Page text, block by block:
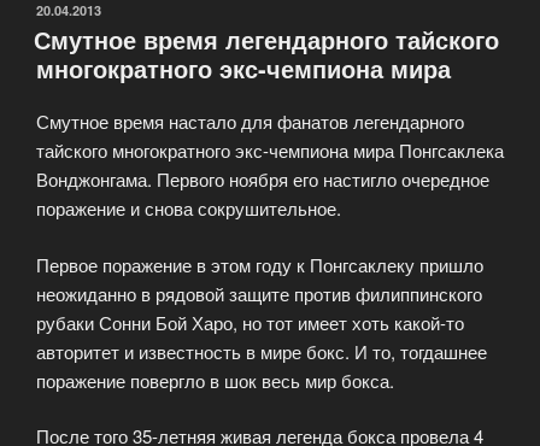
дисков
видео
матчей?»
ОПУБЛИКОВАНО
20.04.2013
Смутное время легендарного тайского
многократного экс-чемпиона мира
Смутное время настало для фанатов легендарного
тайского многократного экс-чемпиона мира Понгсаклека
Вонджонгама. Первого ноября его настигло очередное
поражение и снова сокрушительное.
Первое поражение в этом году к Понгсаклеку пришло
неожиданно в рядовой защите против филиппинского
рубаки Сонни Бой Харо, но тот имеет хоть какой-то
авторитет и известность в мире бокс. И то, тогдашнее
поражение повергло в шок весь мир бокса.
После того 35-летняя живая легенда бокса провела 4